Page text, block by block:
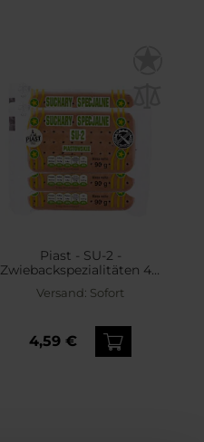
Piast - SU-2 -
Zwiebackspezialitäten 4 x
Versand: Sofort
4,59 €